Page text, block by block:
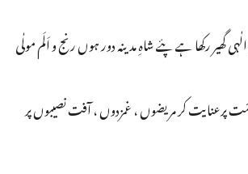
رکھا ہے پئے شاہِ مدینہ دور ہوں رنج و اَلَم مولٰی
پرعنایت کر مریضوں ، غمزدوں ، آفت نصیبوں پر